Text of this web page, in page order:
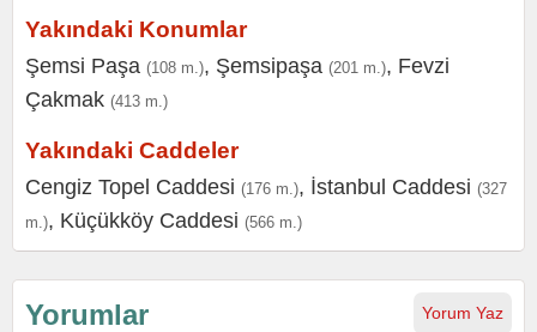
Yakındaki Konumlar
Şemsi Paşa (108 m.), Şemsipaşa (201 m.), Fevzi
Çakmak (413 m.)
Yakındaki Caddeler
Cengiz Topel Caddesi (176 m.), İstanbul Caddesi (327
m.), Küçükköy Caddesi (566 m.)
Yorum Yaz
Yorumlar